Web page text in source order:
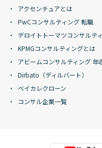
アクセンチュアとは
PwCコンサルティング 転職
デロイトトーマツコンサルテ
KPMGコンサルティングとは
アビームコンサルティング 年
Dirbato（ディルバート）
ベイカレクローン
コンサル企業一覧